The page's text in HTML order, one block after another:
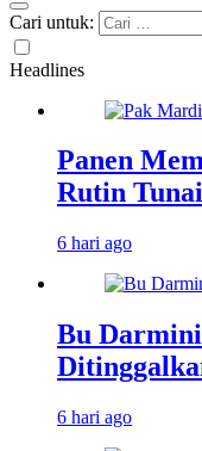
Cari untuk:
Headlines
Panen
Rutin
6 hari ago
Bu
6 hari ago